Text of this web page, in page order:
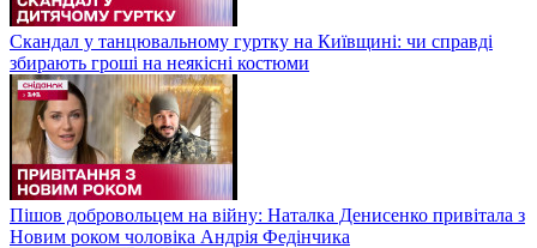
Скандал у танцювальному гуртку на Київщині: чи справді
збирають гроші на неякісні костюми
Пішов добровольцем на війну: Наталка Денисенко привітала з
Новим роком чоловіка Андрія Федінчика